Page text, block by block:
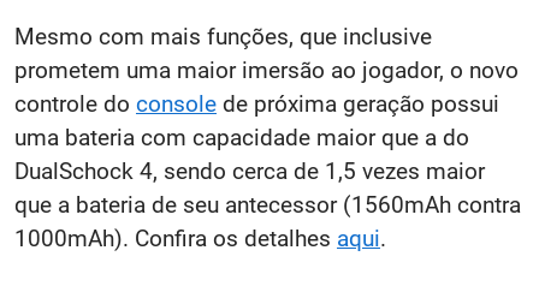
Mesmo com mais funções, que inclusive
prometem uma maior imersão ao jogador, o novo
controle do console de próxima geração possui
uma bateria com capacidade maior que a do
DualSchock 4, sendo cerca de 1,5 vezes maior
que a bateria de seu antecessor (1560mAh contra
1000mAh). Confira os detalhes aqui.